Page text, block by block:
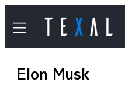
容
を
Elon Musk